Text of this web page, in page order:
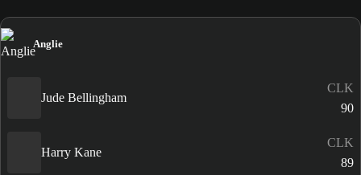
Anglie
Jude Bellingham
CLK
90
Harry Kane
CLK
89